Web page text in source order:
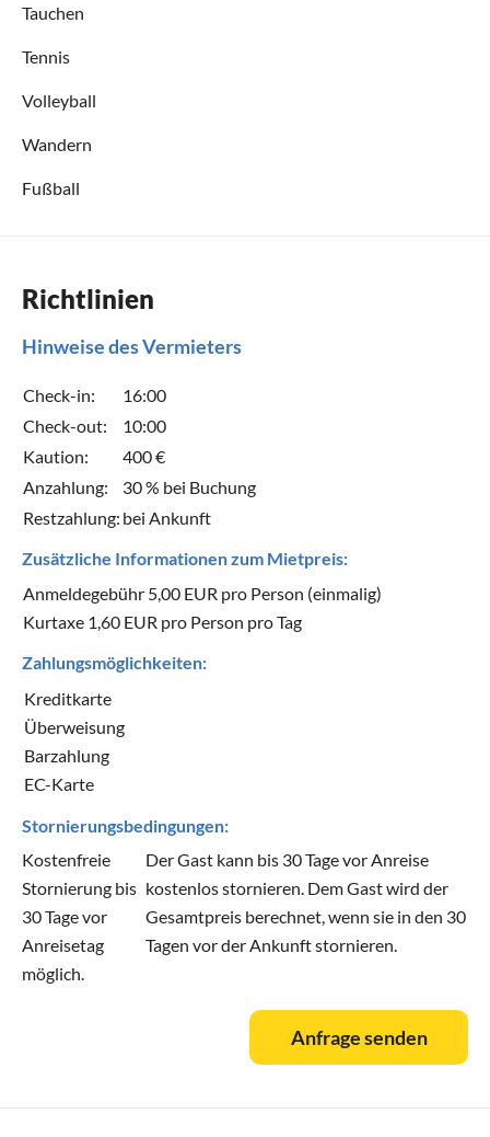
Tauchen
Tennis
Volleyball
Wandern
Fußball
Richtlinien
Hinweise des Vermieters
Check-in:
16:00
Check-out:
10:00
Kaution:
400 €
Anzahlung:
30 % bei Buchung
Restzahlung: bei Ankunft
Zusätzliche Informationen zum Mietpreis:
Anmeldegebühr 5,00 EUR pro Person (einmalig)
Kurtaxe 1,60 EUR pro Person pro Tag
Zahlungsmöglichkeiten:
Kreditkarte
Überweisung
Barzahlung
EC-Karte
Stornierungsbedingungen:
Kostenfreie
Stornierung bis
30 Tage vor
Anreisetag
möglich.
Der Gast kann bis 30 Tage vor Anreise
kostenlos stornieren. Dem Gast wird der
Gesamtpreis berechnet, wenn sie in den 30
Tagen vor der Ankunft stornieren.
Anfrage senden